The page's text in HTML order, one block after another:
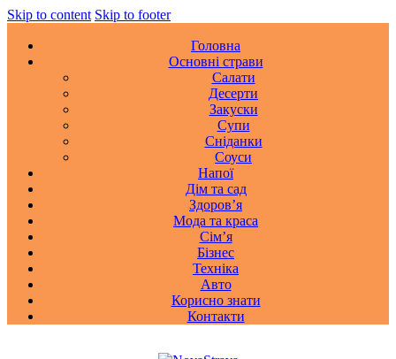
Skip to content Skip to footer
Головна
Основні страви
Салати
Десерти
Закуски
Супи
Сніданки
Соуси
Напої
Дім та сад
Здоровʼя
Мода та краса
Сімʼя
Бізнес
Техніка
Авто
Корисно знати
Контакти